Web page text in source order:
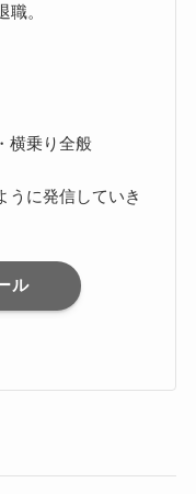
。
横乗り全般
うに発信していき
ル